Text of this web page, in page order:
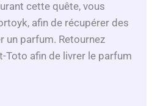
cette quête, vous
afin de récupérer des
un parfum. Retournez
Toto afin de livrer le parfum